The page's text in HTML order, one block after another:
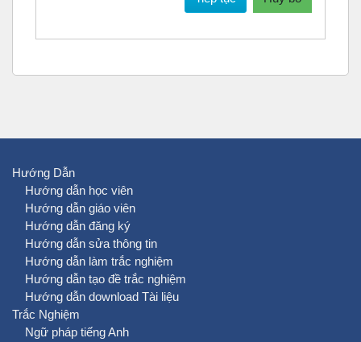
Hướng Dẫn
Hướng dẫn học viên
Hướng dẫn giáo viên
Hướng dẫn đăng ký
Hướng dẫn sửa thông tin
Hướng dẫn làm trắc nghiệm
Hướng dẫn tạo đề trắc nghiệm
Hướng dẫn download Tài liệu
Trắc Nghiệm
Ngữ pháp tiếng Anh